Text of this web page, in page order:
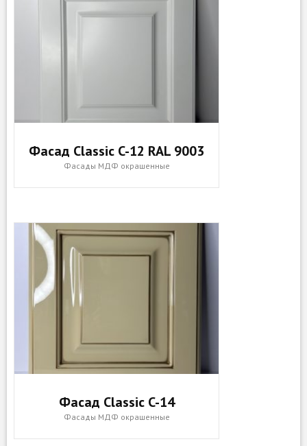
Фасад Classic C-12 RAL 9003
Фасады МДФ окрашенные
Фасад Classic C-14
Фасады МДФ окрашенные